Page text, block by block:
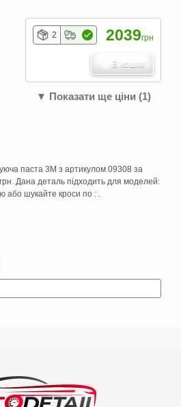
паста 3M з артикулом 09308 за
грн. Дана деталь підходить для моделей:
або шукайте кроси по : .
2 2039грн
В кошик
▼ Показати ще ціни (1)